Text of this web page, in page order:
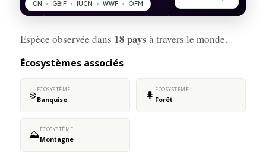
Espèce observée dans 18 pays à travers le monde.
Écosystèmes associés
❄️ÉCOSYSTÈME
Banquise 🌲 ÉCOSYSTÈME
Forêt
⛰️ÉCOSYSTÈME
Montagne